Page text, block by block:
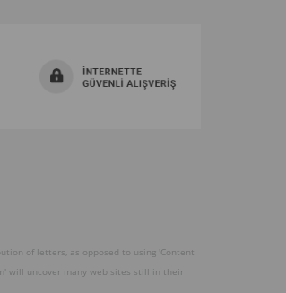
of letters, as opposed to using 'Content
will uncover many web sites still in their